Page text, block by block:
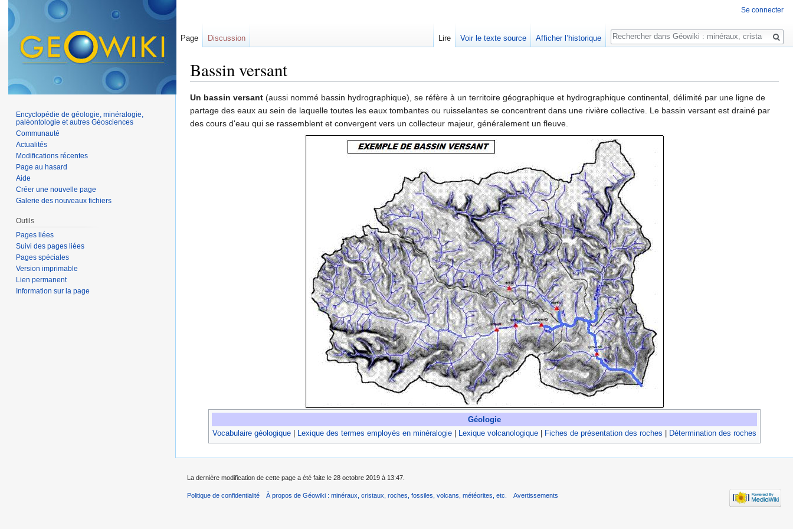
Bassin versant
Un bassin versant (aussi nommé bassin hydrographique), se réfère à un territoire géographique et hydrographique continental, délimité par une ligne de
partage des eaux au sein de laquelle toutes les eaux tombantes ou ruisselantes se concentrent dans une rivière collective. Le bassin versant est drainé par
des cours d'eau qui se rassemblent et convergent vers un collecteur majeur, généralement un fleuve.
Géologie
Vocabulaire géologique
Lexique des termes employés en minéralogie Lexique volcanologique Fiches de présentation des roches Détermination des roches
Se connecter
Page Discussion Lire Voir le texte source Afficher l’historique
Rechercher
Encyclopédie de géologie, minéralogie,
paléontologie et autres Géosciences
Communauté
Actualités
Modifications récentes
Page au hasard
Aide
Créer une nouvelle page
Galerie des nouveaux fichiers
Outils
Pages liées
Suivi des pages liées
Pages spéciales
Version imprimable
Lien permanent
Information sur la page
La dernière modification de cette page a été faite le 28 octobre 2019 à 13:47.
Politique de confidentialité À propos de Géowiki : minéraux, cristaux, roches, fossiles, volcans, météorites, etc. Avertissements